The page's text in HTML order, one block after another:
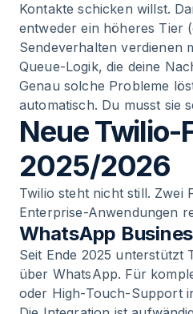
Kontakte schicken willst.
entweder ein höheres Tier
Sendeverhalten verdienen
Queue-Logik, die deine
Genau solche Probleme
automatisch. Du musst sie
Neue Twilio-
2025/2026
Twilio steht nicht still. Zwei
Enterprise-Anwendungen
WhatsApp
Seit Ende 2025 unterstützt
über WhatsApp. Für
oder High-Touch-Support